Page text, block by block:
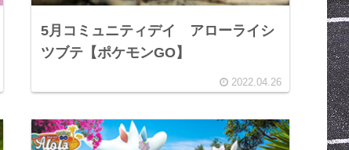
5月コミュニティデイ アローライシ
ツブテ【ポケモンGO】
2022.04.26